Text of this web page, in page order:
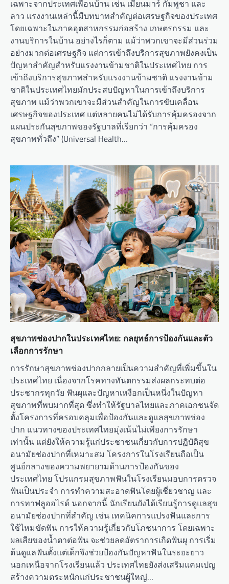
เฉพาะจากประเทศเพื่อนบ้าน เช่น เมียนมาร์ กัมพูชา และ
ลาว แรงงานเหล่านี้มีบทบาทสำคัญต่อเศรษฐกิจของประเทศ
โดยเฉพาะในภาคอุตสาหกรรมก่อสร้าง เกษตรกรรม และ
งานบริการในบ้าน อย่างไรก็ตาม แม้ว่าพวกเขาจะมีส่วนร่วม
อย่างมากต่อเศรษฐกิจ แต่การเข้าถึงบริการสุขภาพยังคงเป็น
ปัญหาสำคัญสำหรับแรงงานข้ามชาติในประเทศไทย การ
เข้าถึงบริการสุขภาพสำหรับแรงงานข้ามชาติ แรงงานข้าม
ชาติในประเทศไทยมักประสบปัญหาในการเข้าถึงบริการ
สุขภาพ แม้ว่าพวกเขาจะมีส่วนสำคัญในการขับเคลื่อน
เศรษฐกิจของประเทศ แต่หลายคนไม่ได้รับการคุ้มครองจาก
แผนประกันสุขภาพของรัฐบาลที่เรียกว่า “การคุ้มครอง
สุขภาพทั่วถึง” (Universal Health…
สุขภาพช่องปากในประเทศไทย: กลยุทธ์การป้องกันและตัว
เลือกการรักษา
การรักษาสุขภาพช่องปากกลายเป็นความสำคัญที่เพิ่มขึ้นใน
ประเทศไทย เนื่องจากโรคทางทันตกรรมส่งผลกระทบต่อ
ประชากรทุกวัย ฟันผุและปัญหาเหงือกเป็นหนึ่งในปัญหา
สุขภาพที่พบมากที่สุด ซึ่งทำให้รัฐบาลไทยและภาคเอกชนจัด
ตั้งโครงการที่ครอบคลุมเพื่อป้องกันและดูแลสุขภาพช่อง
ปาก แนวทางของประเทศไทยมุ่งเน้นไม่เพียงการรักษา
เท่านั้น แต่ยังให้ความรู้แก่ประชาชนเกี่ยวกับการปฏิบัติสุข
อนามัยช่องปากที่เหมาะสม โครงการในโรงเรียนถือเป็น
ศูนย์กลางของความพยายามด้านการป้องกันของ
ประเทศไทย โปรแกรมสุขภาพฟันในโรงเรียนมอบการตรวจ
ฟันเป็นประจำ การทำความสะอาดฟันโดยผู้เชี่ยวชาญ และ
การทาฟลูออไรด์ นอกจากนี้ นักเรียนยังได้เรียนรู้การดูแลสุข
อนามัยช่องปากที่สำคัญ เช่น เทคนิคการแปรงฟันและการ
ใช้ไหมขัดฟัน การให้ความรู้เกี่ยวกับโภชนาการ โดยเฉพาะ
ผลเสียของน้ำตาต่อฟัน จะช่วยลดอัตราการเกิดฟันผุ การเริ่ม
ต้นดูแลฟันตั้งแต่เด็กจึงช่วยป้องกันปัญหาฟันในระยะยาว
นอกเหนือจากโรงเรียนแล้ว ประเทศไทยยังส่งเสริมแคมเปญ
สร้างความตระหนักแก่ประชาชนผู้ใหญ่…